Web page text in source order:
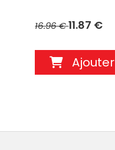
16.96 €11.87 €
Ajouter